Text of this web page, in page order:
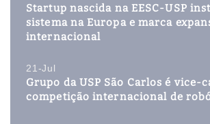
Startup nascida na EESC-USP
sistema na Europa e marca
internacional
21-Jul
Grupo da USP São Carlos é vice-
competição internacional de